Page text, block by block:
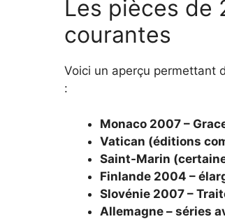
Les pièces de
courantes
Voici un aperçu permettant
:
Monaco 2007 –
Vatican (éditions
Saint-Marin
Finlande 2004 –
Slovénie 2007 –
Allemagne – séries